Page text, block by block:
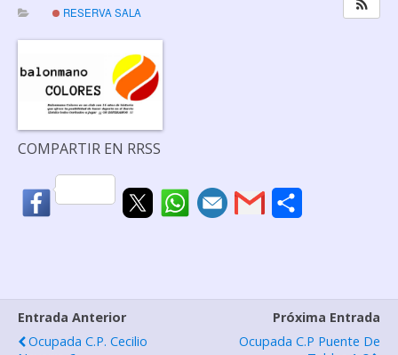
RESERVA SALA
COMPARTIR EN RRSS
a
Entrada Anterior
Ocupada C.P. Cecilio
Próxima Entrada
Ocupada C.P Puente De